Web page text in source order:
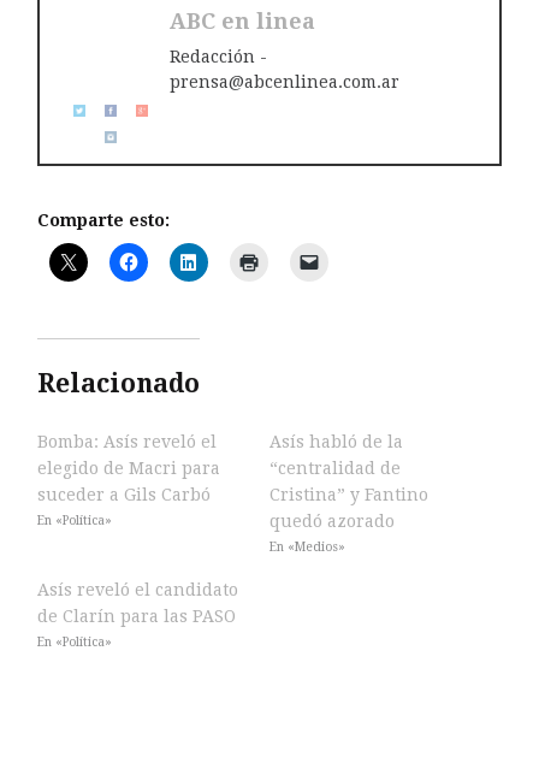
ABC en linea
Redacción -
prensa@abcenlinea.com.ar
Comparte esto:
Relacionado
Bomba: Asís reveló el
elegido de Macri para
suceder a Gils Carbó
En «Política»
Asís habló de la
“centralidad de
Cristina” y Fantino
quedó azorado
En «Medios»
Asís reveló el candidato
de Clarín para las PASO
En «Política»